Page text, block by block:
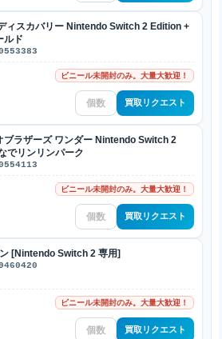
ィスカバリー Nintendo Switch 2 Edition +
ルド
ビニール未開封のみ。大量大歓迎！
買取リクエスト
ブラザーズ ワンダー Nintendo Switch 2
でリンリンパーク
ビニール未開封のみ。大量大歓迎！
買取リクエスト
[Nintendo Switch 2 専用]
ビニール未開封のみ。大量大歓迎！
買取リクエスト